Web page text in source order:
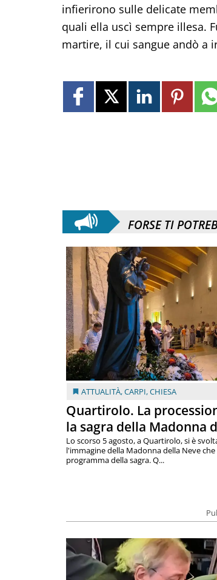
infierirono sulle delicate
quali ella uscì sempre illesa.
martire, il cui sangue andò a
FORSE TI
ATTUALITÀ,CARPI,CHIESA
Quartirolo. La
la sagra della Madonna
Lo scorso 5 agosto, a Quartirolo, si è
l'immagine della Madonna della Neve
programma della sagra. Q...